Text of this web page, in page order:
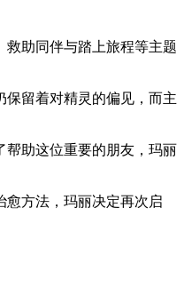
救助同伴与踏上旅程等主题
留着对精灵的偏见，而主
帮助这位重要的朋友，玛丽
愈方法，玛丽决定再次启